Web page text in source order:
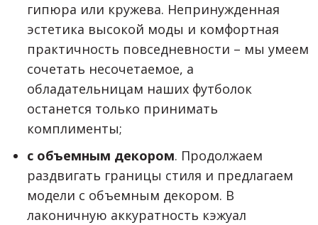
гипюра или кружева. Непринужденная
эстетика высокой моды и комфортная
практичность повседневности – мы умеем
сочетать несочетаемое, а
обладательницам наших футболок
останется только принимать
комплименты;
с объемным декором. Продолжаем
раздвигать границы стиля и предлагаем
модели с объемным декором. В
лаконичную аккуратность кэжуал